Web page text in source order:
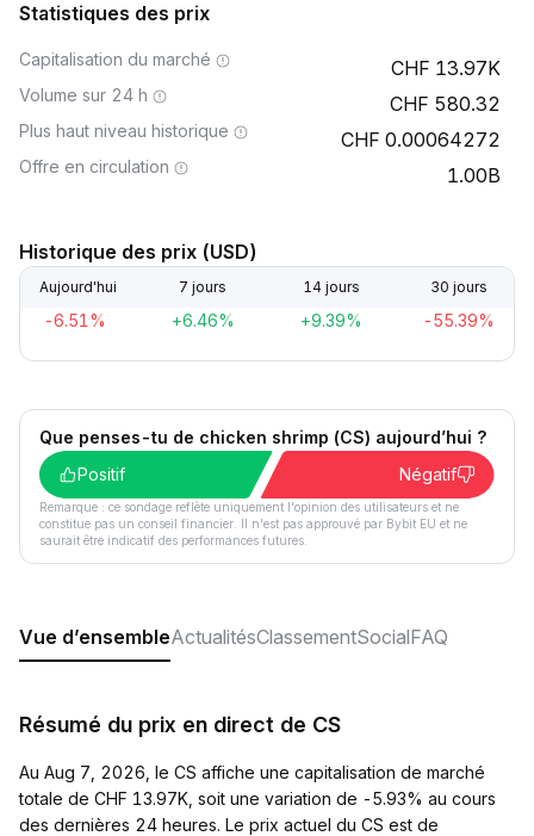
Statistiques des prix
Capitalisation du marché 13.97K
Volume sur 24 h 580.32
Plus haut niveau historique 0.00064272
Offre en circulation 1.00B
Historique des prix (USD)
Aujourd'hui 7 jours 14 jours 30 jours
-6.51% +6.46% +9.39% -55.39%
Que penses-tu de chicken shrimp (CS) aujourd’hui ?
Positif
Négatif
Remarque : ce sondage reflète uniquement l'opinion des utilisateurs et ne
constitue pas un conseil financier. Il n'est pas approuvé par Bybit EU et ne
saurait être indicatif des performances futures.
Vue d’ensembleActualitésClassementSocialFAQ
Résumé du prix en direct de CS
Au Aug 7, 2026, le CS affiche une capitalisation de marché
totale de CHF 13.97K, soit une variation de -5.93% au cours
des dernières 24 heures. Le prix actuel du CS est de